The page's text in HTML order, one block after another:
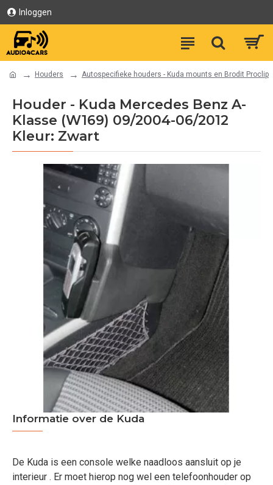
Inloggen
Houders Autospecifieke houders - Kuda mounts en Brodit Proclip
Houder - Kuda Mercedes Benz A-
Klasse (W169) 09/2004-06/2012
Kleur: Zwart
Informatie over de Kuda
De Kuda is een console welke naadloos aansluit op je
interieur . Er moet hierop nog wel een telefoonhouder op